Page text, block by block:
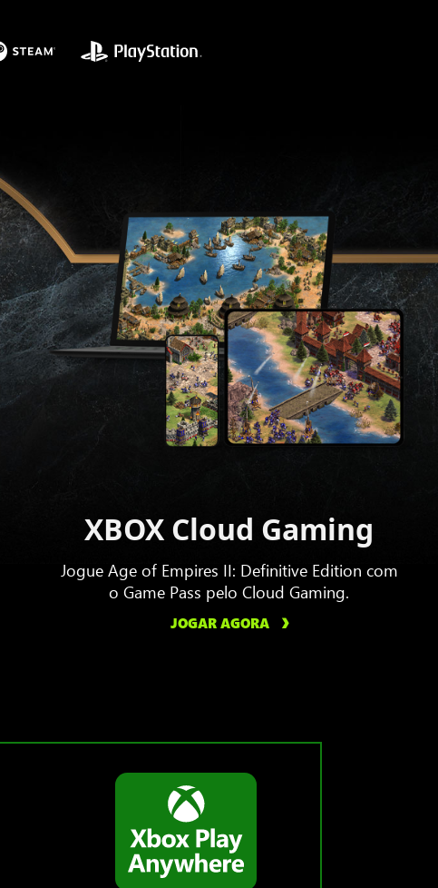
XBOX Cloud Gaming
Jogue Age of Empires II: Definitive Edition com
o Game Pass pelo Cloud Gaming.
JOGAR AGORA